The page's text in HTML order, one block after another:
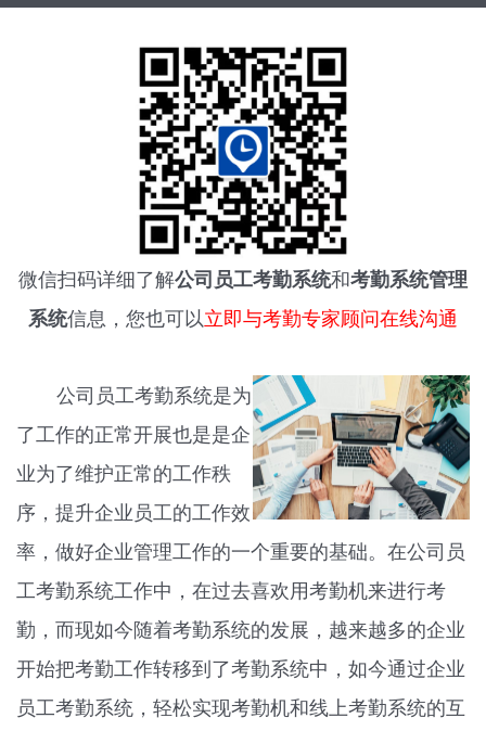
微信扫码详细了解公司员工考勤系统和考勤系统管理
系统信息，您也可以立即与考勤专家顾问在线沟通
公司员工考勤系统是为
了工作的正常开展也是是企
业为了维护正常的工作秩
序，提升企业员工的工作效
率，做好企业管理工作的一个重要的基础。在公司员
工考勤系统工作中，在过去喜欢用考勤机来进行考
勤，而现如今随着考勤系统的发展，越来越多的企业
开始把考勤工作转移到了考勤系统中，如今通过企业
员工考勤系统，轻松实现考勤机和线上考勤系统的互